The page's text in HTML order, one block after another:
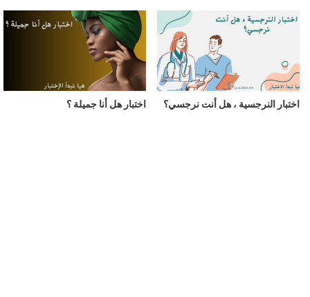
اختبار النرجسية ، هل أنت نرجسي؟ اختبار هل أنا جميلة ؟